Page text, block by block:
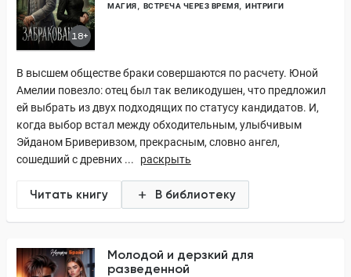
18+
МАГИЯ ВСТРЕЧА ЧЕРЕЗ ВРЕМЯ ИНТРИГИ
В высшем обществе браки совершаются по расчету. Юной
Амелии повезло: отец был так великодушен, что предложил
ей выбрать из двух подходящих по статусу кандидатов. И,
когда выбор встал между обходительным, улыбчивым
Эйданом Бриверивзом, прекрасным, словно ангел,
сошедший с древних ...
раскрыть
Читать книгу В библиотеку
Молодой и дерзкий для
разведенной